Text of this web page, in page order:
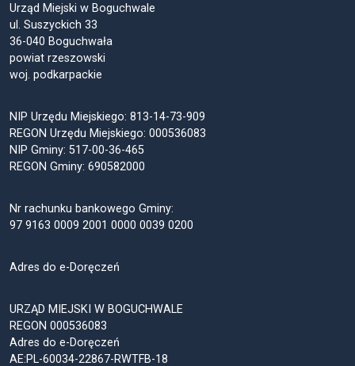
Urząd Miejski w Boguchwale
ul. Suszyckich 33
36-040 Boguchwała
powiat rzeszowski
woj. podkarpackie
NIP Urzędu Miejskiego: 813-14-73-909
REGON Urzędu Miejskiego: 000536083
NIP Gminy: 517-00-36-465
REGON Gminy: 690582000
Nr rachunku bankowego Gminy:
97 9163 0009 2001 0000 0039 0200
Adres do e-Doręczeń
URZĄD MIEJSKI W BOGUCHWALE
REGON 000536083
Adres do e-Doręczeń
AE:PL-60034-22867-RWTFB-18